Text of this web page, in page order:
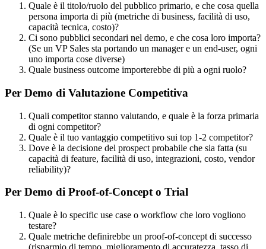
Quale è il titolo/ruolo del pubblico primario, e che cosa quella
persona importa di più (metriche di business, facilità di uso,
capacità tecnica, costo)?
Ci sono pubblici secondari nel demo, e che cosa loro importa?
(Se un VP Sales sta portando un manager e un end-user, ogni
uno importa cose diverse)
Quale business outcome importerebbe di più a ogni ruolo?
Per Demo di Valutazione Competitiva
Quali competitor stanno valutando, e quale è la forza primaria
di ogni competitor?
Quale è il tuo vantaggio competitivo sui top 1-2 competitor?
Dove è la decisione del prospect probabile che sia fatta (su
capacità di feature, facilità di uso, integrazioni, costo, vendor
reliability)?
Per Demo di Proof-of-Concept o Trial
Quale è lo specific use case o workflow che loro vogliono
testare?
Quale metriche definirebbe un proof-of-concept di successo